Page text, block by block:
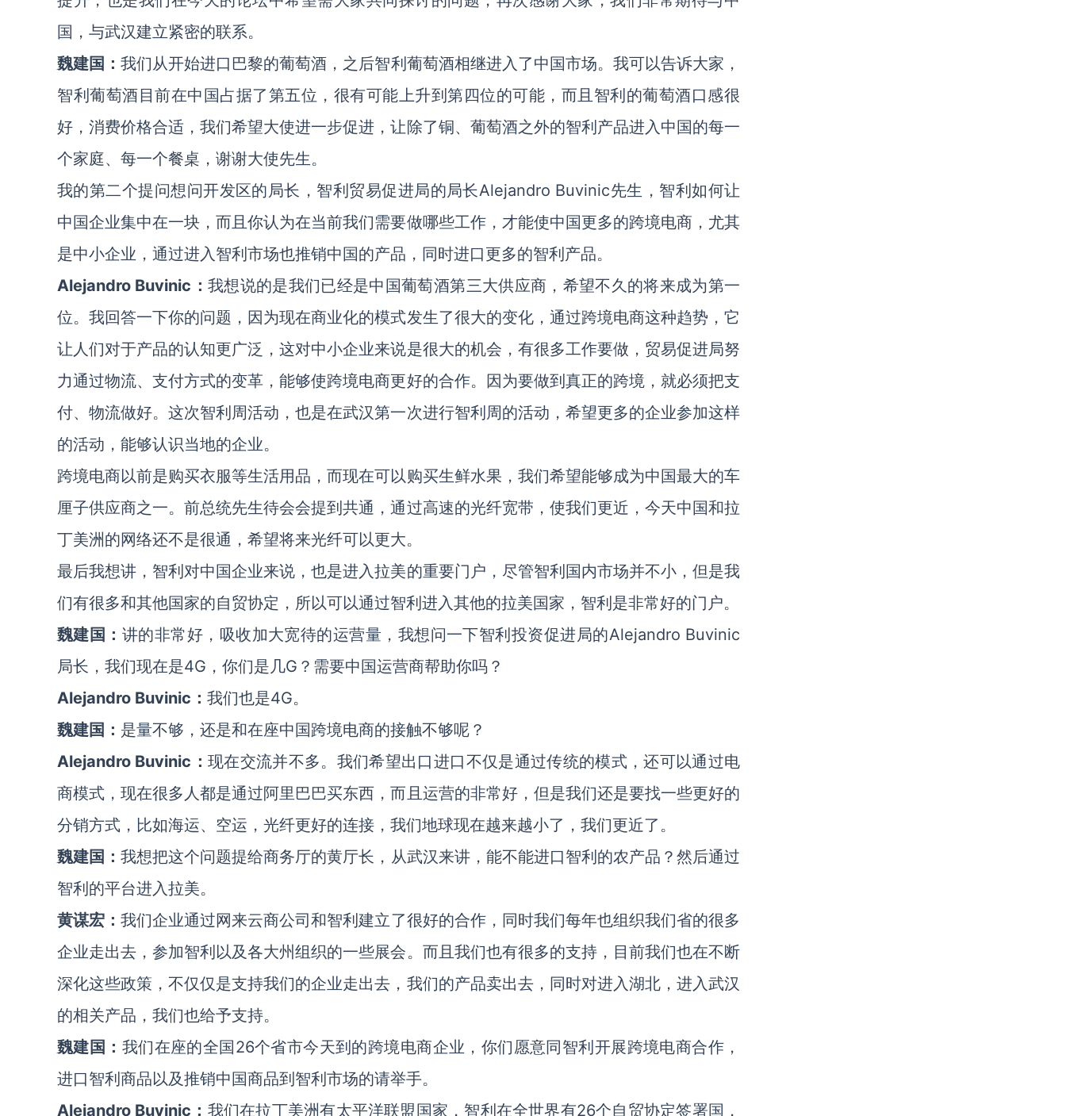
国，与武汉建立紧密的联系。
魏建国：我们从开始进口巴黎的葡萄酒，之后智利葡萄酒相继进入了中国市场。我可以告诉大家，
智利葡萄酒目前在中国占据了第五位，很有可能上升到第四位的可能，而且智利的葡萄酒口感很
好，消费价格合适，我们希望大使进一步促进，让除了铜、葡萄酒之外的智利产品进入中国的每一
个家庭、每一个餐桌，谢谢大使先生。
我的第二个提问想问开发区的局长，智利贸易促进局的局长Alejandro Buvinic先生，智利如何让
中国企业集中在一块，而且你认为在当前我们需要做哪些工作，才能使中国更多的跨境电商，尤其
是中小企业，通过进入智利市场也推销中国的产品，同时进口更多的智利产品。
Alejandro Buvinic：我想说的是我们已经是中国葡萄酒第三大供应商，希望不久的将来成为第一
位。我回答一下你的问题，因为现在商业化的模式发生了很大的变化，通过跨境电商这种趋势，它
让人们对于产品的认知更广泛，这对中小企业来说是很大的机会，有很多工作要做，贸易促进局努
力通过物流、支付方式的变革，能够使跨境电商更好的合作。因为要做到真正的跨境，就必须把支
付、物流做好。这次智利周活动，也是在武汉第一次进行智利周的活动，希望更多的企业参加这样
的活动，能够认识当地的企业。
跨境电商以前是购买衣服等生活用品，而现在可以购买生鲜水果，我们希望能够成为中国最大的车
厘子供应商之一。前总统先生待会会提到共通，通过高速的光纤宽带，使我们更近，今天中国和拉
丁美洲的网络还不是很通，希望将来光纤可以更大。
最后我想讲，智利对中国企业来说，也是进入拉美的重要门户，尽管智利国内市场并不小，但是我
们有很多和其他国家的自贸协定，所以可以通过智利进入其他的拉美国家，智利是非常好的门户。
魏建国： 讲的非常好，吸收加大宽待的运营量，我想问一下智利投资促进局的Alejandro Buvinic
局长，我们现在是4G，你们是几G？需要中国运营商帮助你吗？
Alejandro Buvinic： 我们也是4G。
魏建国： 是量不够，还是和在座中国跨境电商的接触不够呢？
Alejandro Buvinic：现在交流并不多。我们希望出口进口不仅是通过传统的模式，还可以通过电
商模式，现在很多人都是通过阿里巴巴买东西，而且运营的非常好，但是我们还是要找一些更好的
分销方式，比如海运、空运，光纤更好的连接，我们地球现在越来越小了，我们更近了。
魏建国：我想把这个问题提给商务厅的黄厅长，从武汉来讲，能不能进口智利的农产品？然后通过
智利的平台进入拉美。
黄谋宏：我们企业通过网来云商公司和智利建立了很好的合作，同时我们每年也组织我们省的很多
企业走出去，参加智利以及各大州组织的一些展会。而且我们也有很多的支持，目前我们也在不断
深化这些政策，不仅仅是支持我们的企业走出去，我们的产品卖出去，同时对进入湖北，进入武汉
的相关产品，我们也给予支持。
魏建国： 我们在座的全国26个省市今天到的跨境电商企业，你们愿意同智利开展跨境电商合作，
进口智利商品以及推销中国商品到智利市场的请举手。
Alejandro Buvinic： 我们在拉丁美洲有太平洋联盟国家，智利在全世界有26个自贸协定签署国，